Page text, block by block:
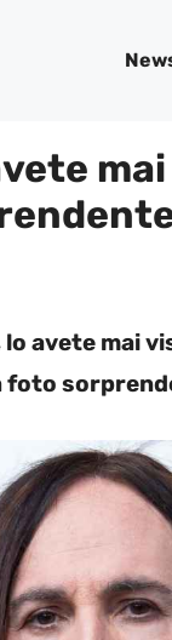
avete mai
foto